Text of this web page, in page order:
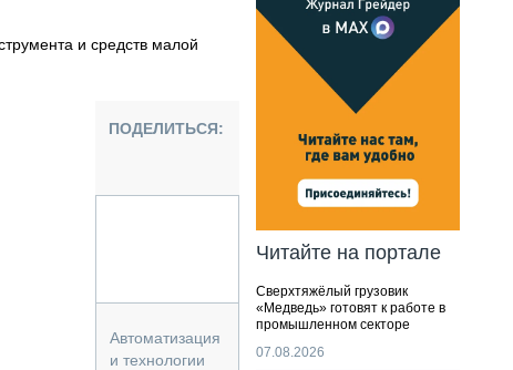
ТЕХНИКА
ТРАНСПОРТ
и средств малой
ПОДЕЛИТЬСЯ:
Автоматизация
и технологии
Читайте на портале
Сверхтяжёлый грузовик
«Медведь» готовят к работе в
промышленном секторе
07.08.2026